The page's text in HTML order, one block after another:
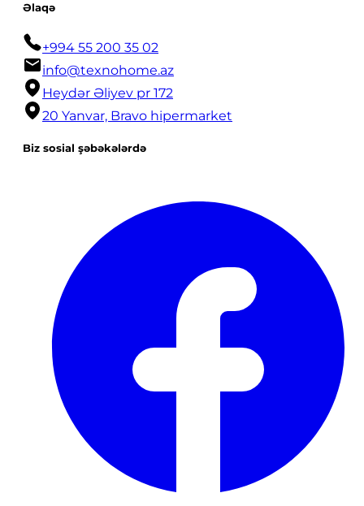
Əlaqə
+994 55 200 35 02
info@texnohome.az
Heydər Əliyev pr 172
20 Yanvar, Bravo hipermarket
Biz sosial şəbəkələrdə